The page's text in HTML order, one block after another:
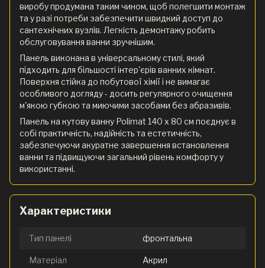
виробу продумана таким чином, щоб полегшити монтаж
та у разі потреби забезпечити швидкий доступ до
сантехнічних вузлів. Легкість демонтажу робить
обслуговування ванни зручнішим.
Панель виконана в універсальному стилі, який
підходить для більшості інтер'єрів ванних кімнат.
Поверхня стійка до побутової хімії і не вимагає
особливого догляду - досить регулярного очищення
м'якою губкою та миючими засобами без абразивів.
Панель на кутову ванну Polimat 140 х 80 см поєднує в
собі практичність, надійність та естетичність,
забезпечуючи акуратне завершення встановлення
ванни та підвищуючи загальний рівень комфорту у
використанні.
Характеристики
Тип панелі фронтальна
Матеріал Акрил